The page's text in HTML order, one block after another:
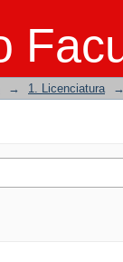
→ 1. Licenciatura